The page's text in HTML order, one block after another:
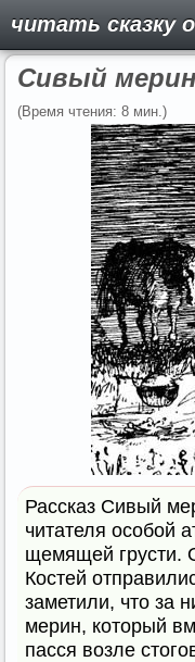
читать сказку
Сивый мерин
(Время чтения: 8 мин.)
Рассказ Сивый
читателя особой
щемящей грусти.
Костей
заметили, что за
мерин, который
пасся возле